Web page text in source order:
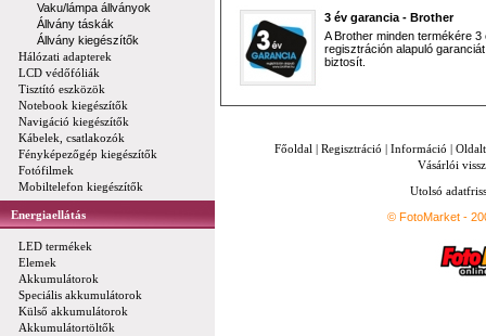
Vaku/lámpa állványok
Állvány táskák
Állvány kiegészítők
Hálózati adapterek
LCD védőfóliák
Tisztító eszközök
Notebook kiegészítők
Navigáció kiegészítők
Kábelek, csatlakozók
Fényképezőgép kiegészítők
Fotófilmek
Mobiltelefon kiegészítők
Energiaellátás
LED termékek
Elemek
Akkumulátorok
Speciális akkumulátorok
Külső akkumulátorok
Akkumulátortöltők
3 év garancia - Brother
A Brother minden termékére 3
regisztráción alapuló garanciát
biztosít.
Főoldal | Regisztráció | Információ |
Vásárlói
Utolsó
© FotoMarket -